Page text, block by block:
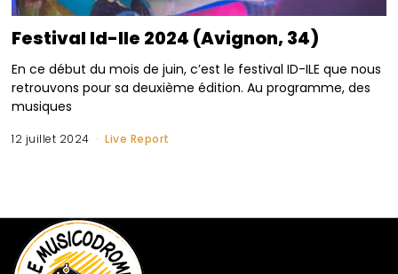
Festival Id-Ile 2024 (Avignon, 34)
En ce début du mois de juin, c’est le festival ID-ILE que nous
retrouvons pour sa deuxième édition. Au programme, des
musiques
12 juillet 2024 Live Report